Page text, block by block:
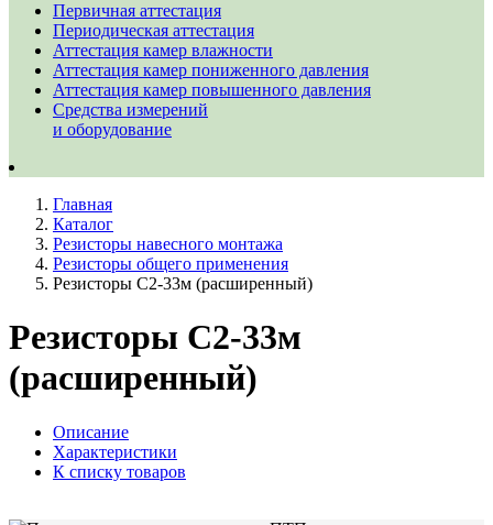
Первичная аттестация
Периодическая аттестация
Аттестация камер влажности
Аттестация камер пониженного давления
Аттестация камер повышенного давления
Средства измерений
и оборудование
Главная
Каталог
Резисторы навесного монтажа
Резисторы общего применения
Резисторы С2-33м (расширенный)
Резисторы С2-33м
(расширенный)
Описание
Характеристики
К списку товаров